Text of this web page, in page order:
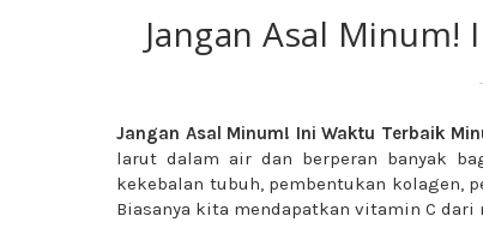
Jangan Asal
Jangan Asal Minum! Ini Waktu Terbaik
larut dalam air dan berperan banyak
kekebalan tubuh, pembentukan kolagen,
Biasanya kita mendapatkan vitamin C